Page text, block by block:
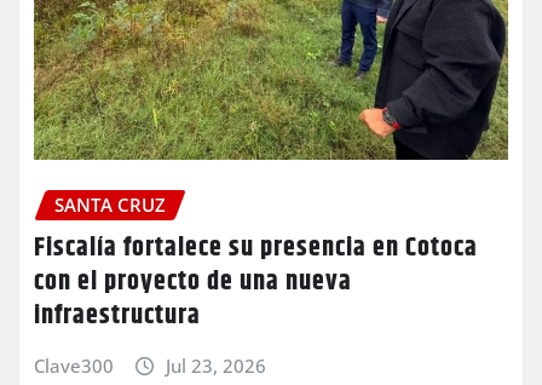
SANTA CRUZ
Fiscalía fortalece su presencia en Cotoca
con el proyecto de una nueva
infraestructura
Clave300 Jul 23, 2026